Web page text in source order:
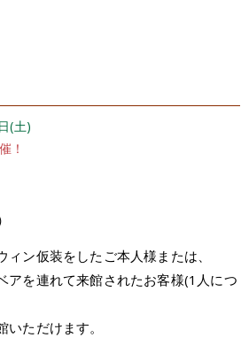
(土)
！
ン仮装をしたご本人様または、
アを連れて来館されたお客様(1人につ
ただけます。